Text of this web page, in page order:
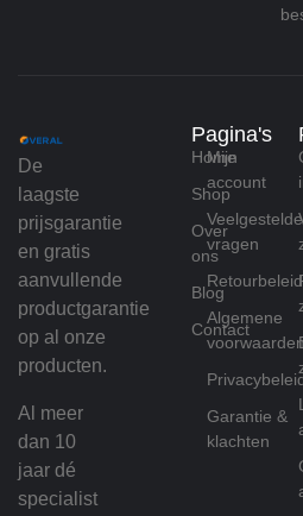
De
laagste
prijsgarantie
en gratis
aanvullende
productgarantie
op al onze
producten.
Al meer
dan 10
jaar dé
specialist
Pagina's
Home
Shop
Over
ons
Blog
Contact
Mijn
account
Veelgestelde
vragen
Retourbeleid
Algemene
Garantie &
klachten